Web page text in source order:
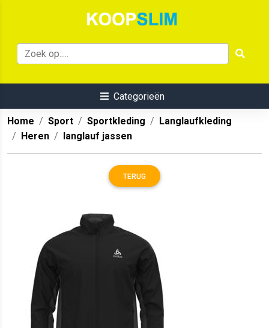
Categorieën
Home Sport Sportkleding
Langlaufkleding
Heren
langlauf jassen
TERUG